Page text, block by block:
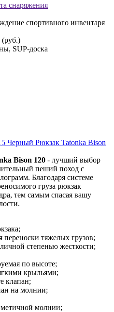
снаряжения
спортивного инвентаря
(руб.)
SUP-доска
Рюкзак Tatonka Bison
Bison 120 - лучший выбор
пеший поход c
Благодаря системе
груза рюкзак
тем самым спасая вашу
переноски тяжелых грузов;
степенью жесткости;
по высоте;
крыльями;
клапан;
на молнии;
молнии;